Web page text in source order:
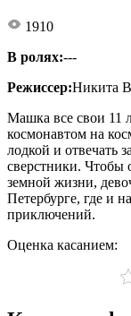
1910
В ролях:---
Режиссер:Никита
Машка все свои 11
космонавтом на
лодкой и отвечать
сверстники. Чтобы
земной жизни,
Петербурге, где и
приключений.
Оценка касанием: